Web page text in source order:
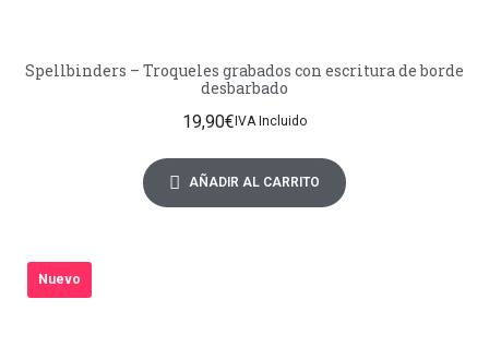
Spellbinders – Troqueles grabados con escritura de borde
desbarbado
19,90€ IVA Incluido
AÑADIR AL CARRITO
Nuevo